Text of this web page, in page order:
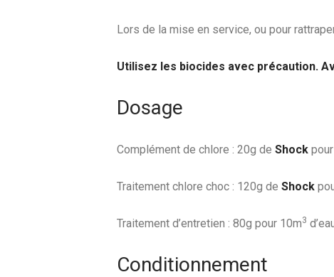
Lors de la mise en service, ou pour
Utilisez les biocides avec précaution.
Dosage
Complément de chlore : 20g de Shock
Traitement chlore choc : 120g de Shock
Traitement d’entretien : 80g pour 10m3
Conditionnement